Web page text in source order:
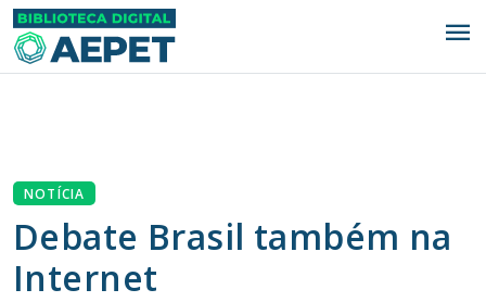
menu
NOTÍCIA
Debate Brasil também na
Internet